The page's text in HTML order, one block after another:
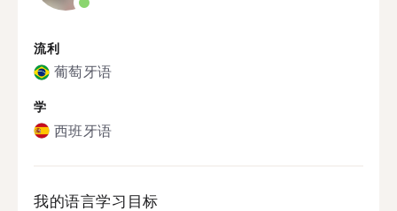
流利
葡萄牙语
学
西班牙语
我的语言学习目标